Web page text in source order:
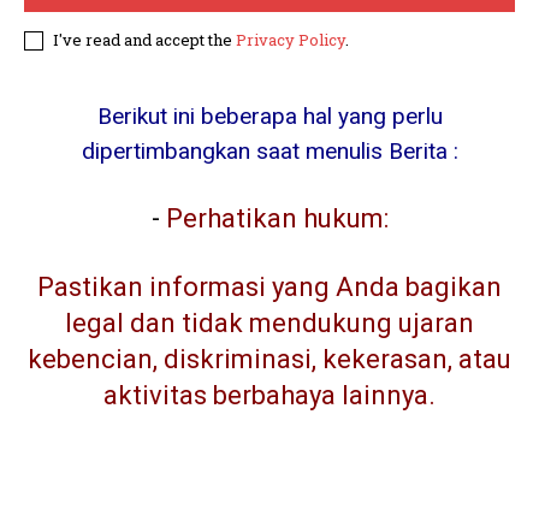
I've read and accept the Privacy Policy.
Berikut ini beberapa hal yang perlu
dipertimbangkan saat menulis Berita :
- Perhatikan hukum:
Pastikan informasi yang Anda bagikan
legal dan tidak mendukung ujaran
kebencian, diskriminasi, kekerasan, atau
aktivitas berbahaya lainnya.